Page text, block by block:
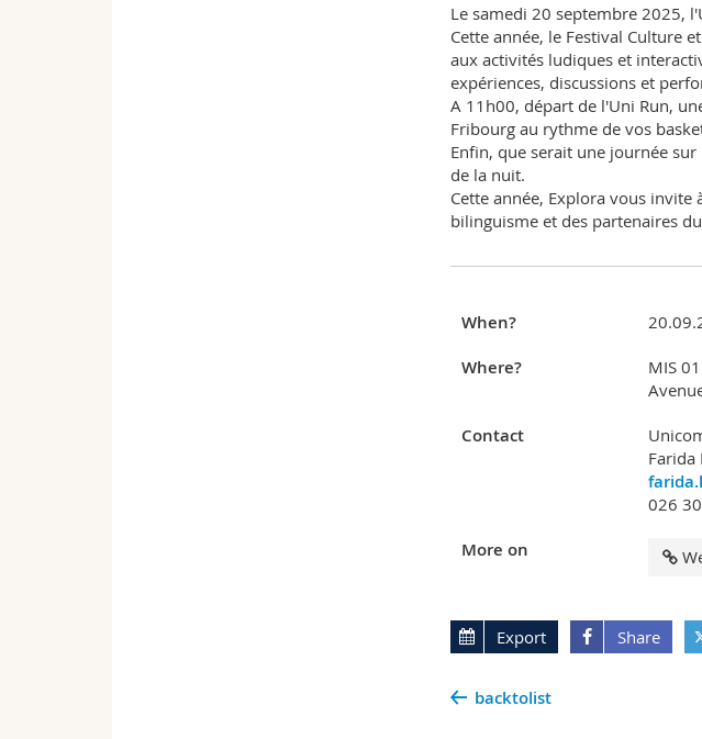
Le samedi 20 septembre 2025,
Cette année, le Festival Culture
aux activités ludiques et
expériences, discussions et
A 11h00, départ de l'Uni Run,
Fribourg au rythme de vos
Enfin, que serait une journée
de la nuit.
Cette année, Explora vous invite
bilinguisme et des partenaires
When?
Where?
MIS
Contact
Farida
026
More on
Export Share
backtolist